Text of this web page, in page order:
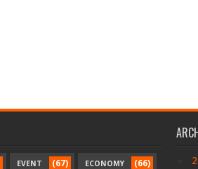
EVENT (67) ECONOMY (66)